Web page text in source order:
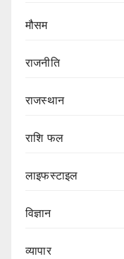
मौसम
राजनीति
राजस्थान
राशि फल
लाइफस्टाइल
विज्ञान
व्यापार